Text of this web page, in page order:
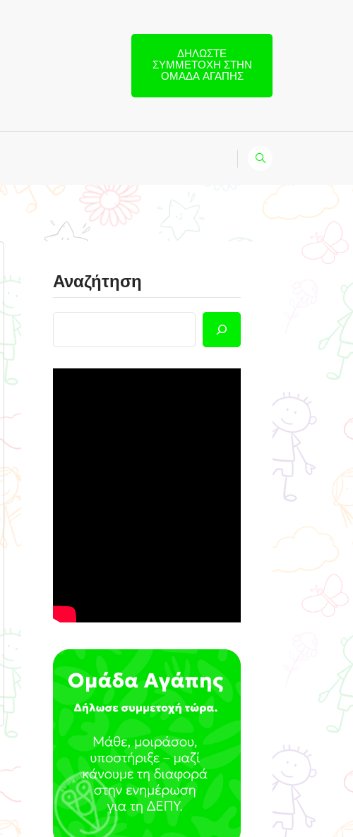
ΔΗΛΏΣΤΕ
ΣΥΜΜΕΤΟΧΉ ΣΤΗΝ
ΟΜΆΔΑ ΑΓΆΠΗΣ
Αναζήτηση